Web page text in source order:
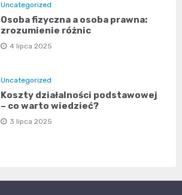
Uncategorized
Osoba fizyczna a osoba prawna:
zrozumienie różnic
4 lipca 2025
Uncategorized
Koszty działalności podstawowej
– co warto wiedzieć?
3 lipca 2025